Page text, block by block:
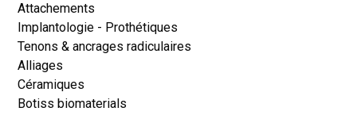
Attachements
Implantologie - Prothétiques
Tenons & ancrages radiculaires
Alliages
Céramiques
Botiss biomaterials